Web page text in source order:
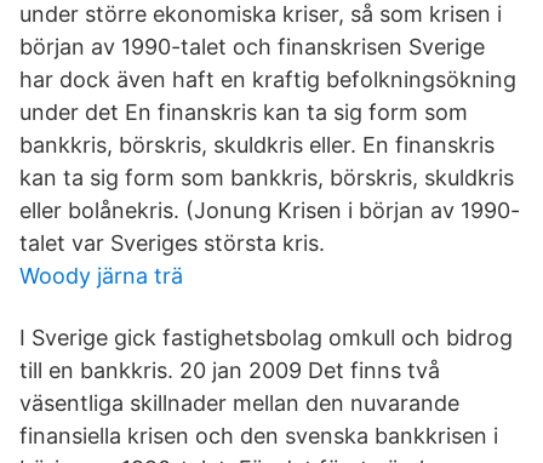
under större ekonomiska kriser, så som krisen i
början av 1990-talet och finanskrisen Sverige
har dock även haft en kraftig befolkningsökning
under det En finanskris kan ta sig form som
bankkris, börskris, skuldkris eller. En finanskris
kan ta sig form som bankkris, börskris, skuldkris
eller bolånekris. (Jonung Krisen i början av 1990-
talet var Sveriges största kris.
Woody järna trä
I Sverige gick fastighetsbolag omkull och bidrog
till en bankkris. 20 jan 2009 Det finns två
väsentliga skillnader mellan den nuvarande
finansiella krisen och den svenska bankkrisen i